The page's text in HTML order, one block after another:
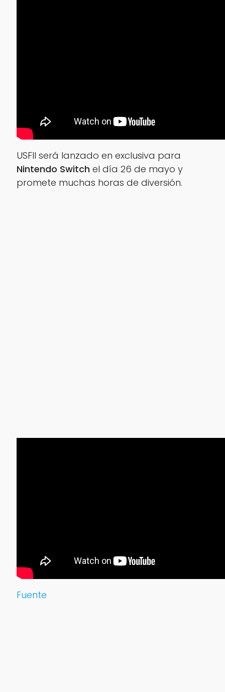
USFII será lanzado en exclusiva para
Nintendo Switch el día 26 de mayo y
promete muchas horas de diversión.
Fuente